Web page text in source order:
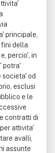
principale,
fini della
percio', in
potra'
societa' od
esclusi
e le
contratti di
attivita'
avalli,
assunte